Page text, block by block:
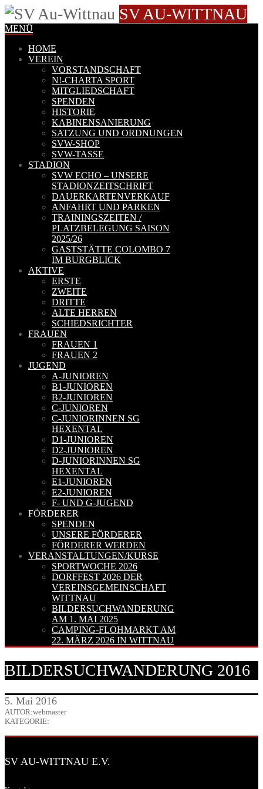
SV AU-WITTNAU
MENÜ
HOME
VEREIN
VORSTANDSCHAFT
N!-CHARTA SPORT
MITGLIEDSCHAFT
SPENDEN
HISTORIE
KABINENSANIERUNG
SATZUNG UND ORDNUNGEN
SVW-SHOP
SVW-TASSE
STADION
SVW ECHO – UNSERE
STADIONZEITSCHRIFT
DAUERKARTENVERKAUF
ANFAHRT UND PARKEN
TRAININGSZEITEN /
PLATZBELEGUNG SAISON
2025/26
GASTSTÄTTE COLOMBO 7
IM BURGBLICK
AKTIVE
ERSTE
ZWEITE
DRITTE
ALTE HERREN
SCHIEDSRICHTER
FRAUEN
FRAUEN 1
FRAUEN 2
JUGEND
A-JUNIOREN
B1-JUNIOREN
B2-JUNIOREN
C-JUNIOREN
C-JUNIORINNEN SG
HEXENTAL
D1-JUNIOREN
D2-JUNIOREN
D-JUNIORINNEN SG
HEXENTAL
E1-JUNIOREN
E2-JUNIOREN
F- UND G-JUGEND
FÖRDERER
SPENDEN
UNSERE FÖRDERER
FÖRDERER WERDEN
VERANSTALTUNGEN/KURSE
SPORTWOCHE 2026
DORFFEST 2026 DER
VEREINSGEMEINSCHAFT
WITTNAU
BILDERSUCHWANDERUNG
AM 1. MAI 2025
CAMPING-FLOHMARKT AM
22. MÄRZ 2026 IN WITTNAU
BILDERSUCHWANDERUNG 2016
5. Mai 2016
AUTOR:webmaster
KATEGORIE:
SV AU-WITTNAU E.V.